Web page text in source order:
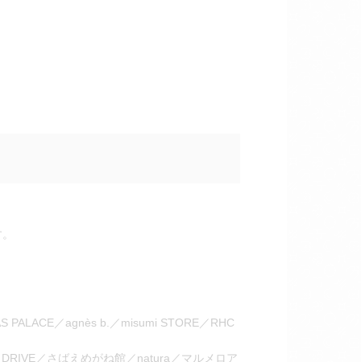
PALACE／agnès b.／misumi STORE／RHC
／さばえめがね館／natura／マルメロア